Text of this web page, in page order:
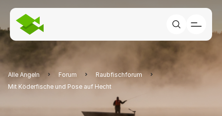
Alle Angeln Forum
Raubfischforum
Mit Köderfische und Pose auf Hecht